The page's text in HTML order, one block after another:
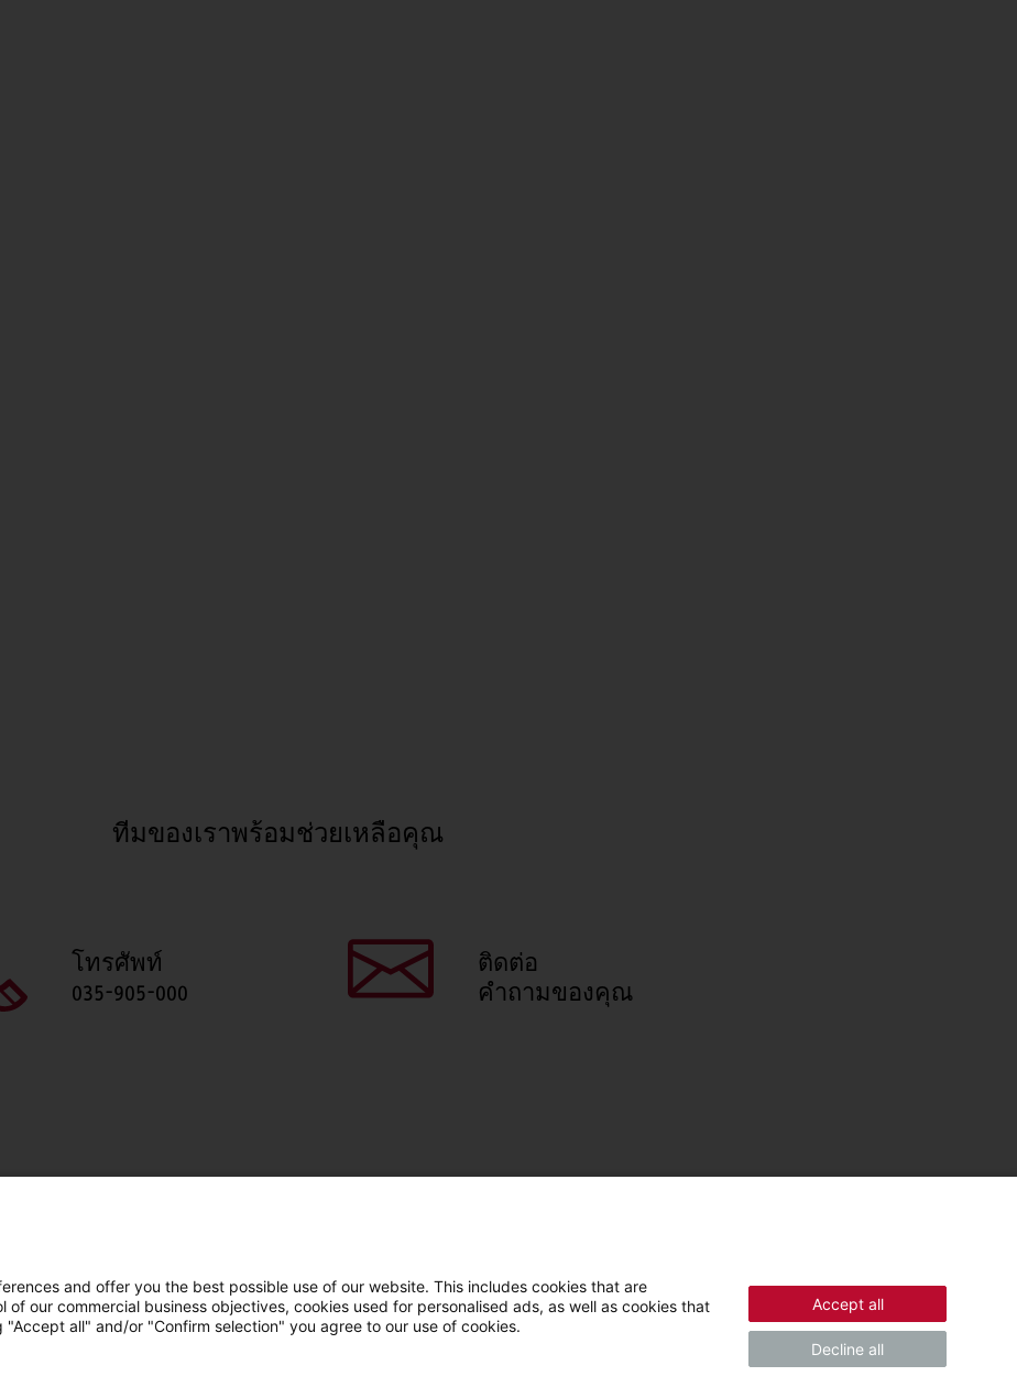
ทีมของเราพร้อมช่วยเหลือคุณ
โทรศัพท์
035-905-000
ติดต่อ
คำถามของคุณ
Facebook X LinkedIn Line
and offer you the best possible use of our website. This includes cookies that are
our commercial business objectives, cookies used for personalised ads, as well as cookies that
all" and/or "Confirm selection" you agree to our use of cookies.
Accept all
Decline all